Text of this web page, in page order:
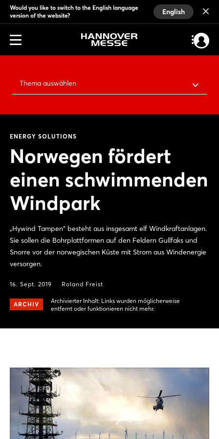
Would you like to switch to the English language
version of the website?
English
Thema auswählen
ENERGY SOLUTIONS
Norwegen fördert
einen schwimmenden
Windpark
„Hywind Tampen“ besteht aus insgesamt elf Windkraftanlagen.
Sie sollen die Bohrplattformen auf den Feldern Gullfaks und
Snorre vor der norwegischen Küste mit Strom aus Windenergie
versorgen.
16. Sept. 2019 Roland Freist
ARCHIV
Archivierter Inhalt: Links wurden möglicherweise
entfernt oder funktionieren nicht mehr.